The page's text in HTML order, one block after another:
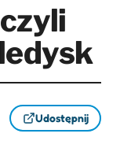
Udostępnij